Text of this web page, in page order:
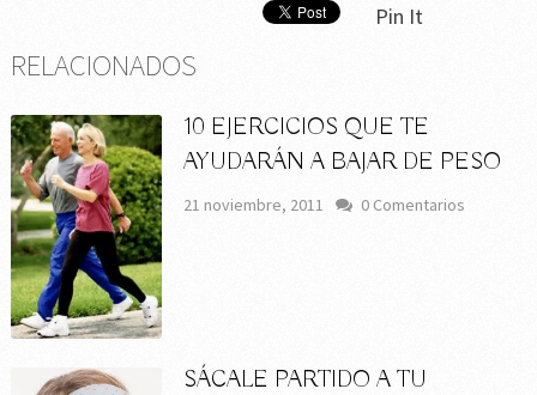
Pin It
RELACIONADOS
10 EJERCICIOS QUE TE
AYUDARÁN A BAJAR DE PESO
21 noviembre, 2011 0 Comentarios
SÁCALE PARTIDO A TU